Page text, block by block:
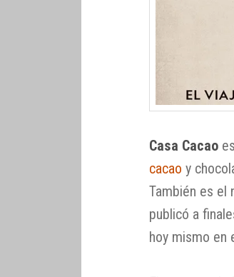
Casa Cacao
cacao y
También es el
publicó a
hoy mismo en